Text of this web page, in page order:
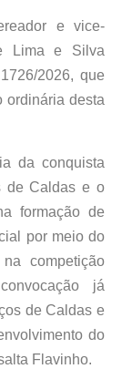
e vice-
Lima e Silva
2026, que
ordinária desta
da conquista
de Caldas e o
formação de
por meio do
competição
já
de Caldas e
do
Flavinho.